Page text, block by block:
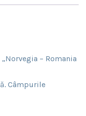
– Romania
Câmpurile